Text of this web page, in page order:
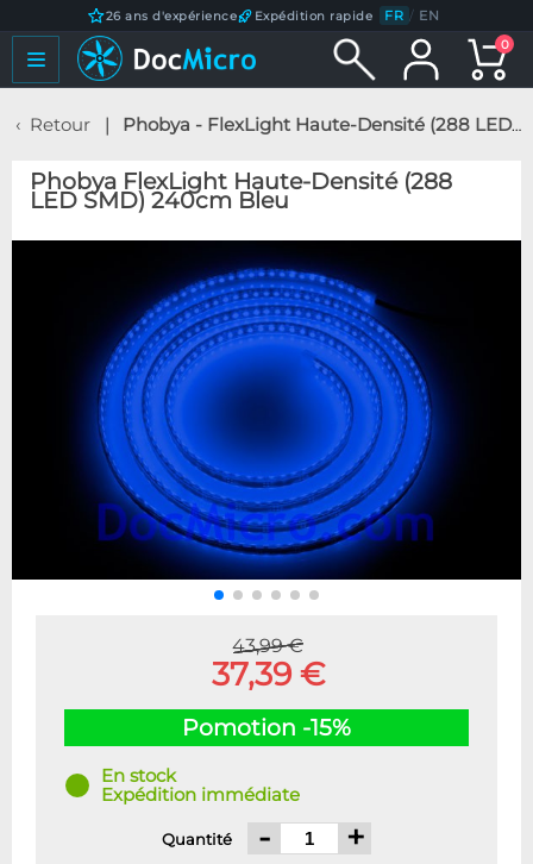
26 ans d'expérience Expédition rapide FR / EN
0
Retour Phobya - FlexLight Haute-Densité (288 LED SMD) 240cm Bleu
Phobya FlexLight Haute-Densité (288
LED SMD) 240cm Bleu
43,99 €
37,39 €
Pomotion -15%
En stock
Expédition immédiate
Quantité - +